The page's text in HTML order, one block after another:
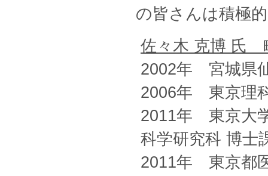
の皆さんは積極
佐々木 克博 氏
2002年 宮城県
2006年 東京理
2011年 東京大
科学研究科 博士
2011年 東京都